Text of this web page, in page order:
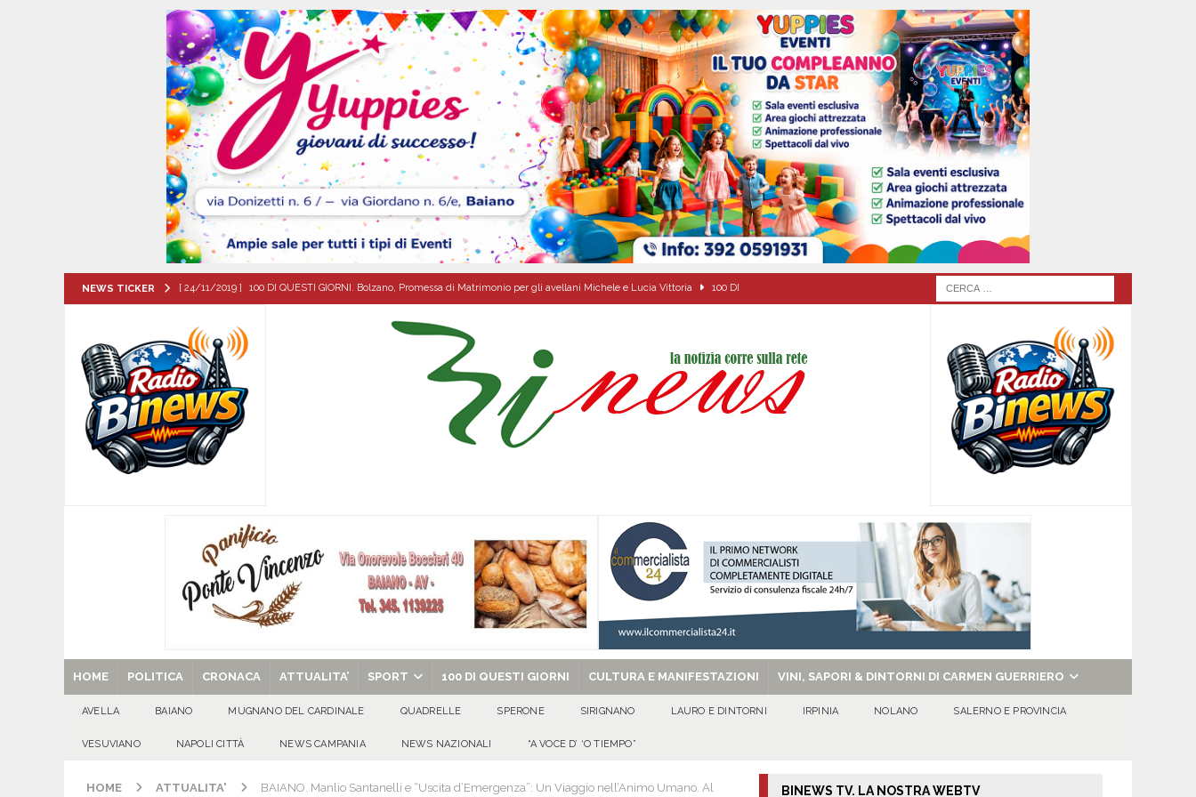
NEWS TICKER [ 24/11/2019 ] 100 DI QUESTI GIORNI. Bolzano, Promessa di Matrimonio per gli avellani Michele e Lucia Vittoria 100 DI
[ 08/08/2026 ] Forino (AV): Sale l’attesa per il concerto del 10 agosto di Anna Tatangelo in occasione dei festeggiamenti
patronali
[ 08/08/2026 ] Quadrelle in Festa: Tutto pronto per i solenni festeggiamenti in onore di San Giovanni Battista 2026!
EVIDENZA
[ 08/08/2026 ]
[ 08/08/2026 ] U.S. Avellino. Sponsor e kit gara della stagione 2026/27
[ 08/08/2026 ] Avella: lutto per la scomparsa di Antonio Napolitano AVELLA
[ 29/08/2025 ] SANT’Oggi. Venerdì 29 agosto la chiesa celebra il Martirio di san Giovanni Battista e santa Sabina EVIDENZA
HOME POLITICA CRONACA ATTUALITA’ SPORT 100 DI QUESTI GIORNI CULTURA E MANIFESTAZIONI VINI, SAPORI & DINTORNI DI CARMEN GUERRIERO
AVELLA BAIANO MUGNANO DEL CARDINALE QUADRELLE SPERONE SIRIGNANO LAURO E DINTORNI IRPINIA NOLANO SALERNO E PROVINCIA
VESUVIANO NAPOLI CITTÀ NEWS CAMPANIA NEWS NAZIONALI “A VOCE D’ ‘O TIEMPO”
HOME ATTUALITA' BAIANO. Manlio Santanelli e “Uscita d’Emergenza”: Un Viaggio nell’Animo Umano. Al BINEWS TV. LA NOSTRA WEBTV